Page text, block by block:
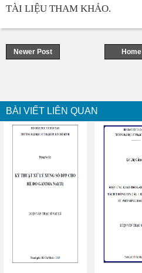
TÀI LIỆU THAM KHẢO.
Newer Post Home
BÀI VIẾT LIÊN QUAN